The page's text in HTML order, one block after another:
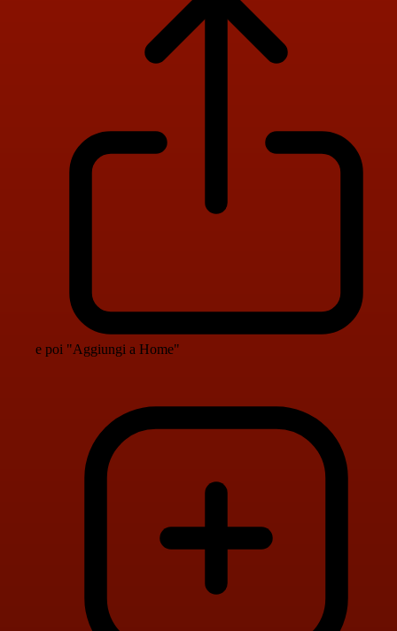
e poi "Aggiungi a Home"